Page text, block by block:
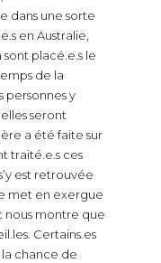
dans une sorte
en Australie,
sont placé.e.s le
de la
personnes y
seront
a été faite sur
traité.e.s ces
est retrouvée
met en exergue
nous montre que
Certains.es
chance de